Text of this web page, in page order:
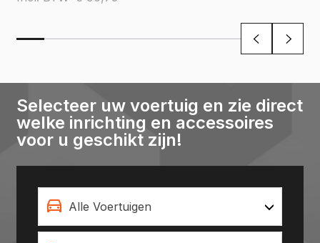
Selecteer uw voertuig en zie direct
welke inrichting en accessoires
voor u geschikt zijn!
Alle Voertuigen